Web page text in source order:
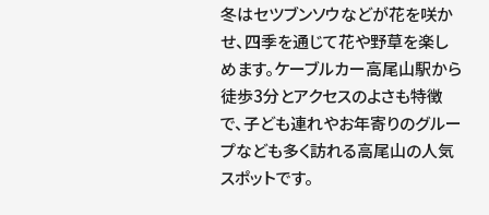
冬はセツブンソウなどが花を咲か
せ、四季を通じて花や野草を楽し
めます。ケーブルカー高尾山駅から
徒歩3分とアクセスのよさも特徴
で、子ども連れやお年寄りのグルー
プなども多く訪れる高尾山の人気
スポットです。